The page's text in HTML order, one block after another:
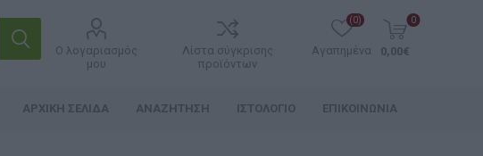
Ο λογαριασμός
μου
Λίστα σύγκρισης
προϊόντων
Αγαπημένα
(0) 0
0,00€
ΑΡΧΙΚΉ ΣΕΛΊΔΑ ΑΝΑΖΉΤΗΣΗ ΙΣΤΟΛΌΓΙΟ ΕΠΙΚΟΙΝΩΝΊΑ